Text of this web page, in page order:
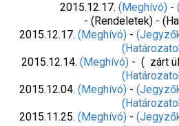
2015.12.17. (Meghívó) -
- (Rendeletek) -
2015.12.17. (Meghívó) -
2015.12.14. (Meghívó)- ( zárt
2015.12.04. (Meghívó) -
2015.11.25. (Meghívó) -